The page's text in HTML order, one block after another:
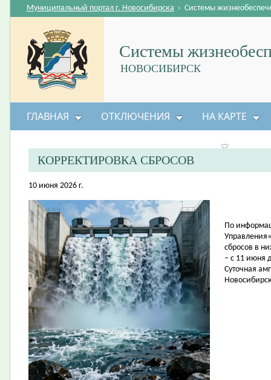
Системы
НОВОСИБИРСК
Муниципальный портал г. Новосибирска › Системы
ГЛАВНАЯ ОТКЛЮЧЕНИЯ НА КАРТЕ
КОРРЕКТИРОВКА СБРОСОВ
10 июня 2026 г.
По
сбросов в
– с 11 июня
Суточная